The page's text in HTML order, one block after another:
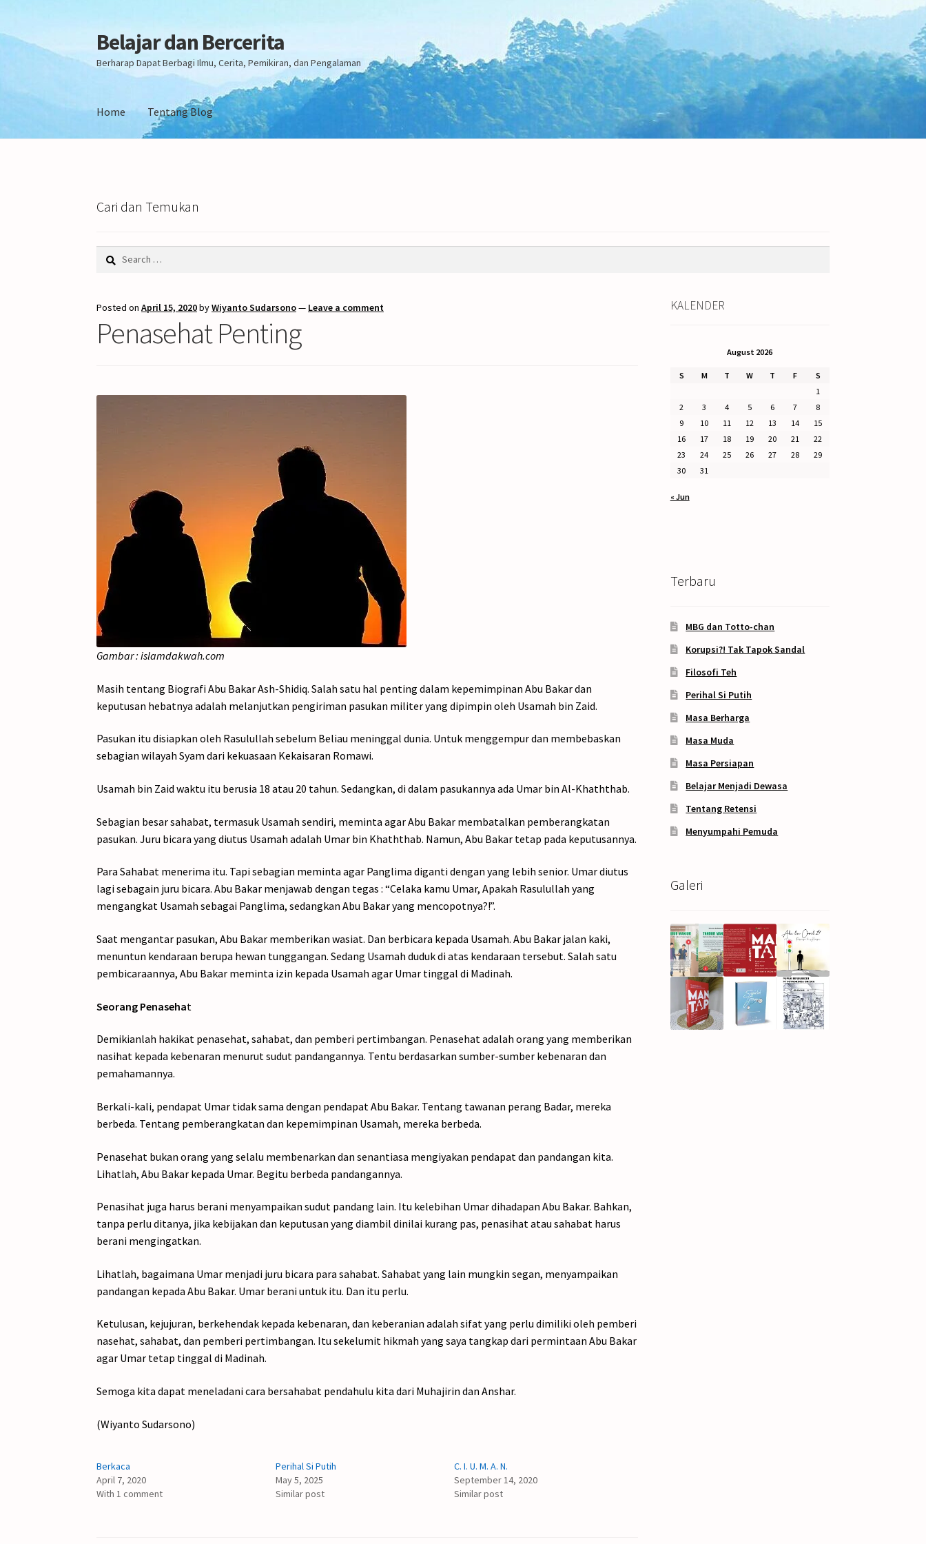
Skip
to
navigation
Skip
to
content
Belajar dan Bercerita
Berharap Dapat Berbagi Ilmu, Cerita, Pemikiran, dan Pengalaman
Home Tentang Blog
Cari dan Temukan
Search
Posted onApril 15, 2020byWiyanto Sudarsono— Leave a comment
Penasehat Penting
Gambar : islamdakwah.com
Masih tentang Biografi Abu Bakar Ash-Shidiq. Salah satu hal penting dalam kepemimpinan Abu Bakar dan
keputusan hebatnya adalah melanjutkan pengiriman pasukan militer yang dipimpin oleh Usamah bin Zaid.
Pasukan itu disiapkan oleh Rasulullah sebelum Beliau meninggal dunia. Untuk menggempur dan membebaskan
sebagian wilayah Syam dari kekuasaan Kekaisaran Romawi.
Usamah bin Zaid waktu itu berusia 18 atau 20 tahun. Sedangkan, di dalam pasukannya ada Umar bin Al-Khaththab.
Sebagian besar sahabat, termasuk Usamah sendiri, meminta agar Abu Bakar membatalkan pemberangkatan
pasukan. Juru bicara yang diutus Usamah adalah Umar bin Khaththab. Namun, Abu Bakar tetap pada keputusannya.
Para Sahabat menerima itu. Tapi sebagian meminta agar Panglima diganti dengan yang lebih senior. Umar diutus
lagi sebagain juru bicara. Abu Bakar menjawab dengan tegas : “Celaka kamu Umar, Apakah Rasulullah yang
mengangkat Usamah sebagai Panglima, sedangkan Abu Bakar yang mencopotnya?!”.
Saat mengantar pasukan, Abu Bakar memberikan wasiat. Dan berbicara kepada Usamah. Abu Bakar jalan kaki,
menuntun kendaraan berupa hewan tunggangan. Sedang Usamah duduk di atas kendaraan tersebut. Salah satu
pembicaraannya, Abu Bakar meminta izin kepada Usamah agar Umar tinggal di Madinah.
Seorang Penasehat
Demikianlah hakikat penasehat, sahabat, dan pemberi pertimbangan. Penasehat adalah orang yang memberikan
nasihat kepada kebenaran menurut sudut pandangannya. Tentu berdasarkan sumber-sumber kebenaran dan
pemahamannya.
Berkali-kali, pendapat Umar tidak sama dengan pendapat Abu Bakar. Tentang tawanan perang Badar, mereka
berbeda. Tentang pemberangkatan dan kepemimpinan Usamah, mereka berbeda.
Penasehat bukan orang yang selalu membenarkan dan senantiasa mengiyakan pendapat dan pandangan kita.
Lihatlah, Abu Bakar kepada Umar. Begitu berbeda pandangannya.
Penasihat juga harus berani menyampaikan sudut pandang lain. Itu kelebihan Umar dihadapan Abu Bakar. Bahkan,
tanpa perlu ditanya, jika kebijakan dan keputusan yang diambil dinilai kurang pas, penasihat atau sahabat harus
berani mengingatkan.
Lihatlah, bagaimana Umar menjadi juru bicara para sahabat. Sahabat yang lain mungkin segan, menyampaikan
pandangan kepada Abu Bakar. Umar berani untuk itu. Dan itu perlu.
Ketulusan, kejujuran, berkehendak kepada kebenaran, dan keberanian adalah sifat yang perlu dimiliki oleh pemberi
nasehat, sahabat, dan pemberi pertimbangan. Itu sekelumit hikmah yang saya tangkap dari permintaan Abu Bakar
agar Umar tetap tinggal di Madinah.
Semoga kita dapat meneladani cara bersahabat pendahulu kita dari Muhajirin dan Anshar.
(Wiyanto Sudarsono)
Berkaca
April 7, 2020
With 1 comment
Perihal Si Putih
May 5, 2025
Similar post
C. I. U. M. A. N.
September 14, 2020
Similar post
KALENDER
August 2026
S M T W T F
S
1
2
3 4 5 6 7
8
9
10 11 12 13 14
15
16
17 18 19 20 21
22
23
24 25 26 27 28
29
30
31
« Jun
Terbaru
MBG dan Totto-chan
Korupsi?! Tak Tapok Sandal
Filosofi Teh
Perihal Si Putih
Masa Berharga
Masa Muda
Masa Persiapan
Belajar Menjadi Dewasa
Tentang Retensi
Menyumpahi Pemuda
Galeri